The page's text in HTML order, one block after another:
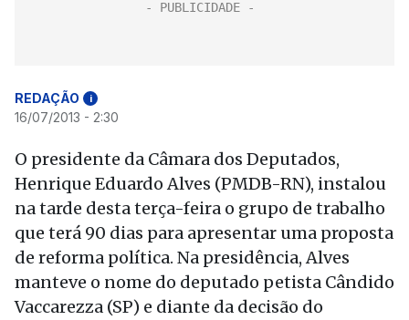
REDAÇÃO i
16/07/2013 - 2:30
O presidente da Câmara dos Deputados,
Henrique Eduardo Alves (PMDB-RN), instalou
na tarde desta terça-feira o grupo de trabalho
que terá 90 dias para apresentar uma proposta
de reforma política. Na presidência, Alves
manteve o nome do deputado petista Cândido
Vaccarezza (SP) e diante da decisão do